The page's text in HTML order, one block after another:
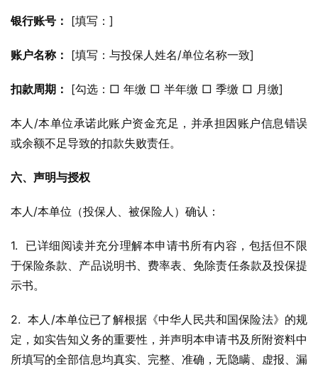
银行账号： [填写：]
账户名称： [填写：与投保人姓名/单位名称一致]
扣款周期： [勾选：□ 年缴 □ 半年缴 □ 季缴 □ 月缴]
本人/本单位承诺此账户资金充足，并承担因账户信息错误
或余额不足导致的扣款失败责任。
六、声明与授权
本人/本单位（投保人、被保险人）确认：
1.  已详细阅读并充分理解本申请书所有内容，包括但不限
于保险条款、产品说明书、费率表、免除责任条款及投保提
示书。
2.  本人/本单位已了解根据《中华人民共和国保险法》的规
定，如实告知义务的重要性，并声明本申请书及所附资料中
所填写的全部信息均真实、完整、准确，无隐瞒、虚报、漏